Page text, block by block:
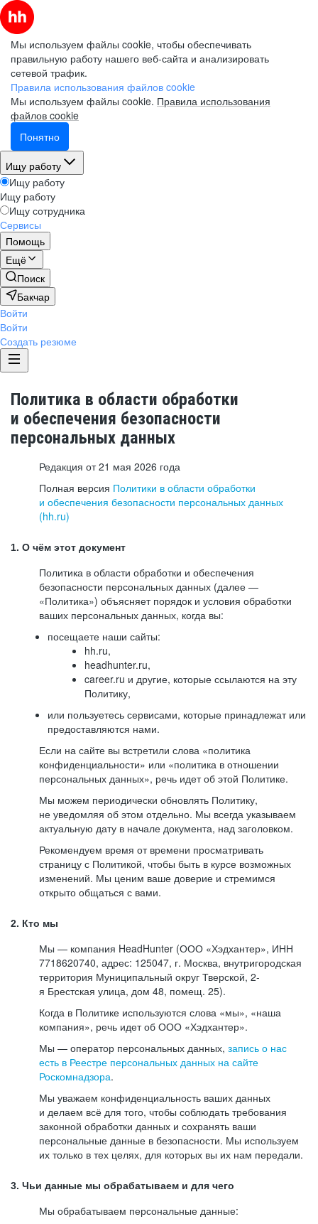
Мы используем файлы cookie, чтобы обеспечивать
правильную работу нашего веб-сайта и анализировать
сетевой трафик.
Правила использования файлов cookie
Мы используем файлы cookie. Правила использования
файлов cookie
Понятно
Ищу работу
Ищу работу
Ищу работу
Ищу сотрудника
Сервисы
Помощь
Ещё
Поиск
Бакчар
Войти
Войти
Создать резюме
Политика в области обработки
и обеспечения безопасности
персональных данных
Редакция от 21 мая 2026 года
Полная версия Политики в области обработки
и обеспечения безопасности персональных данных
(hh.ru)
1. О чём этот документ
Политика в области обработки и обеспечения
безопасности персональных данных (далее —
«Политика») объясняет порядок и условия обработки
ваших персональных данных, когда вы:
посещаете наши сайты:
hh.ru,
headhunter.ru,
career.ru и другие, которые ссылаются на эту
Политику,
или пользуетесь сервисами, которые принадлежат или
предоставляются нами.
Если на сайте вы встретили слова «политика
конфиденциальности» или «политика в отношении
персональных данных», речь идет об этой Политике.
Мы можем периодически обновлять Политику,
не уведомляя об этом отдельно. Мы всегда указываем
актуальную дату в начале документа, над заголовком.
Рекомендуем время от времени просматривать
страницу с Политикой, чтобы быть в курсе возможных
изменений. Мы ценим ваше доверие и стремимся
открыто общаться с вами.
2. Кто мы
Мы — компания HeadHunter (ООО «Хэдхантер», ИНН
7718620740, адрес: 125047, г. Москва, внутригородская
территория Муниципальный округ Тверской, 2-
я Брестская улица, дом 48, помещ. 25).
Когда в Политике используются слова «мы», «наша
компания», речь идет об ООО «Хэдхантер».
Мы — оператор персональных данных, запись о нас
есть в Реестре персональных данных на сайте
Роскомнадзора.
Мы уважаем конфиденциальность ваших данных
и делаем всё для того, чтобы соблюдать требования
законной обработки данных и сохранять ваши
персональные данные в безопасности. Мы используем
их только в тех целях, для которых вы их нам передали.
3. Чьи данные мы обрабатываем и для чего
Мы обрабатываем персональные данные: